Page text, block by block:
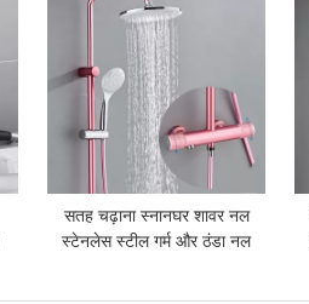
सतह चढ़ाना स्नानघर शावर नल
स्टेनलेस स्टील गर्म और ठंडा नल